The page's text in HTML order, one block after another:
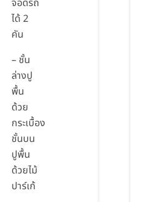
ได้ 2
คัน
– ชั้น
ล่างปู
พื้น
ด้วย
กระเบื้อง
ชั้นบน
ปูพื้น
ด้วยไม้
ปาร์เก้